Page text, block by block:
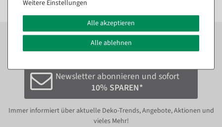
Zum Newsletter anmelden und sofort10%bei der
nächsten Bestellung sparen.*
Newsletter abonnieren und sofort
10% SPAREN*
Immer informiert über aktuelle Deko-Trends, Angebote, Aktionen und
vieles Mehr!
Weitere Einstellungen
Alle akzeptieren
Alle ablehnen